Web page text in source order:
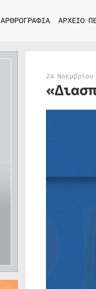
ΑΡΘΡΟΓΡΑΦΙΑ ΑΡΧΕΙΟ
24